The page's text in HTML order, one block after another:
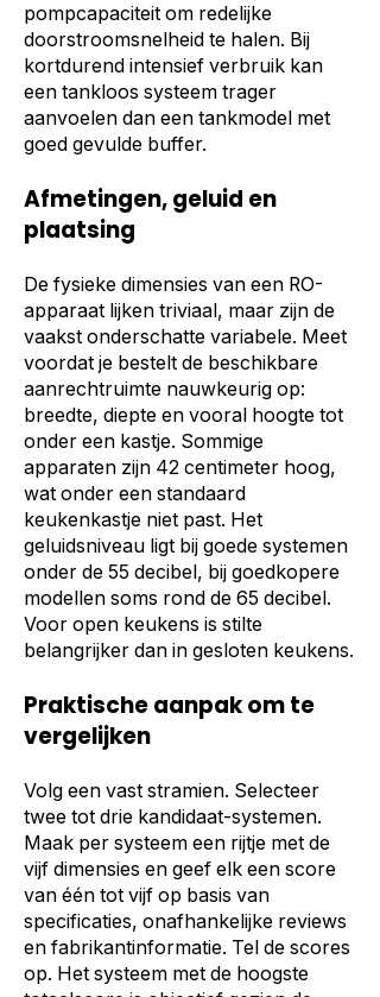
pompcapaciteit om redelijke
doorstroomsnelheid te halen. Bij
kortdurend intensief verbruik kan
een tankloos systeem trager
aanvoelen dan een tankmodel met
goed gevulde buffer.
Afmetingen, geluid en
plaatsing
De fysieke dimensies van een RO-
apparaat lijken triviaal, maar zijn de
vaakst onderschatte variabele. Meet
voordat je bestelt de beschikbare
aanrechtruimte nauwkeurig op:
breedte, diepte en vooral hoogte tot
onder een kastje. Sommige
apparaten zijn 42 centimeter hoog,
wat onder een standaard
keukenkastje niet past. Het
geluidsniveau ligt bij goede systemen
onder de 55 decibel, bij goedkopere
modellen soms rond de 65 decibel.
Voor open keukens is stilte
belangrijker dan in gesloten keukens.
Praktische aanpak om te
vergelijken
Volg een vast stramien. Selecteer
twee tot drie kandidaat-systemen.
Maak per systeem een rijtje met de
vijf dimensies en geef elk een score
van één tot vijf op basis van
specificaties, onafhankelijke reviews
en fabrikantinformatie. Tel de scores
op. Het systeem met de hoogste